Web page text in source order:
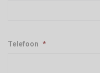
Telefoon *